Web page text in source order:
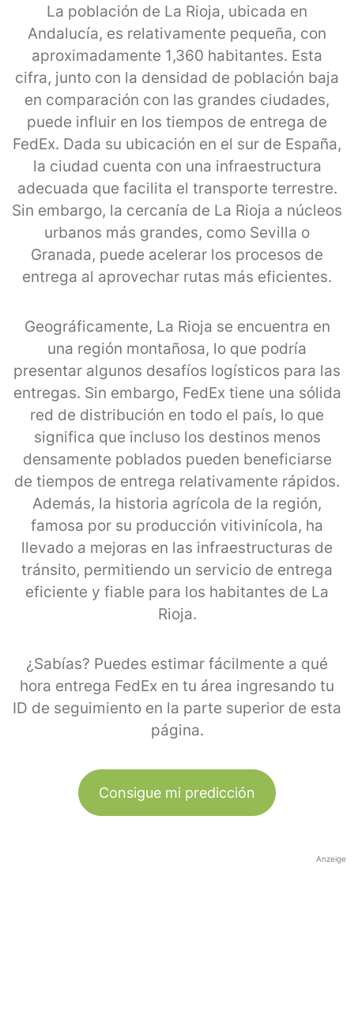
La población de La Rioja, ubicada en
Andalucía, es relativamente pequeña, con
aproximadamente 1,360 habitantes. Esta
cifra, junto con la densidad de población baja
en comparación con las grandes ciudades,
puede influir en los tiempos de entrega de
FedEx. Dada su ubicación en el sur de España,
la ciudad cuenta con una infraestructura
adecuada que facilita el transporte terrestre.
Sin embargo, la cercanía de La Rioja a núcleos
urbanos más grandes, como Sevilla o
Granada, puede acelerar los procesos de
entrega al aprovechar rutas más eficientes.
Geográficamente, La Rioja se encuentra en
una región montañosa, lo que podría
presentar algunos desafíos logísticos para las
entregas. Sin embargo, FedEx tiene una sólida
red de distribución en todo el país, lo que
significa que incluso los destinos menos
densamente poblados pueden beneficiarse
de tiempos de entrega relativamente rápidos.
Además, la historia agrícola de la región,
famosa por su producción vitivinícola, ha
llevado a mejoras en las infraestructuras de
tránsito, permitiendo un servicio de entrega
eficiente y fiable para los habitantes de La
Rioja.
¿Sabías? Puedes estimar fácilmente a qué
hora entrega FedEx en tu área ingresando tu
ID de seguimiento en la parte superior de esta
página.
Consigue mi predicción
Anzeige